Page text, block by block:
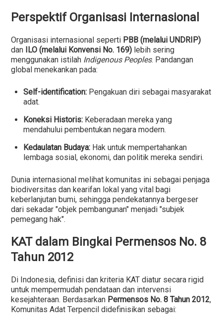
Perspektif Organisasi Internasional
Organisasi internasional seperti PBB (melalui UNDRIP)
dan ILO (melalui Konvensi No. 169) lebih sering
menggunakan istilah Indigenous Peoples. Pandangan
global menekankan pada:
Self-identification: Pengakuan diri sebagai masyarakat
adat.
Koneksi Historis: Keberadaan mereka yang
mendahului pembentukan negara modern.
Kedaulatan Budaya: Hak untuk mempertahankan
lembaga sosial, ekonomi, dan politik mereka sendiri.
Dunia internasional melihat komunitas ini sebagai penjaga
biodiversitas dan kearifan lokal yang vital bagi
keberlanjutan bumi, sehingga pendekatannya bergeser
dari sekadar "objek pembangunan" menjadi "subjek
pemegang hak".
KAT dalam Bingkai Permensos No. 8
Tahun 2012
Di Indonesia, definisi dan kriteria KAT diatur secara rigid
untuk mempermudah pendataan dan intervensi
kesejahteraan. Berdasarkan Permensos No. 8 Tahun 2012,
Komunitas Adat Terpencil didefinisikan sebagai: